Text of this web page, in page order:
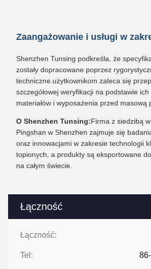
Łączność
Łączność:
Tel:
Zaangażowanie i usługi w
Shenzhen Tunsing podkreśla, że
zostały dopracowane poprzez
techniczne.użytkownikom zaleca się
szczegółowej weryfikacji na podstawie
materiałów i wyposażenia przed masową
O Shenzhen Tunsing:Firma z siedzibą
Pingshan w Shenzhen zajmuje się
oraz innowacjami w zakresie technologii
topionych, a produkty są eksportowane
na całym świecie.